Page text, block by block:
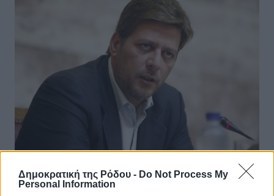
Δημοκρατική της Ρόδου - Do Not Process My
Personal Information
Ο Μ. Βαρβιτσιώτης απαντά στις